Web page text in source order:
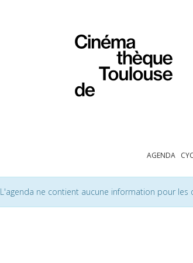
AGENDA
L'agenda ne contient aucune information pour les